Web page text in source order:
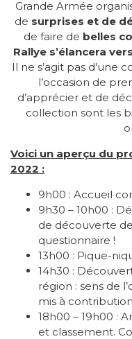
Grande Armée
de surprises et de
de faire de belles
Rallye s’élancera
Il ne s’agit pas d’une
l’occasion de
d’apprécier et de
collection sont les
Voici un aperçu du
2022 :
9h00 : Accueil
9h30 – 10h00 :
de découverte
questionnaire !
13h00 : Pique-
14h30 :
région : sens de
mis à
18h00 – 19h00 :
et classement.